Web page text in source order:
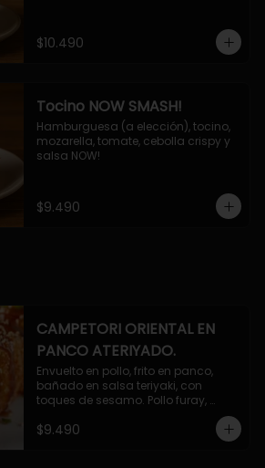
NOW!
$10.490
Tocino NOW SMASH!
Hamburguesa (a elección), tocino,
mozarella, tomate, cebolla crispy y
salsa NOW!
$9.490
CAMPETORI ORIENTAL EN
PANCO ATERIYADO.
Envuelto en pollo, frito en panco,
bañado en salsa teriyaki, con
toques de sesamo. Pollo furay,
queso, champiñon furay, cebollin.
$9.490